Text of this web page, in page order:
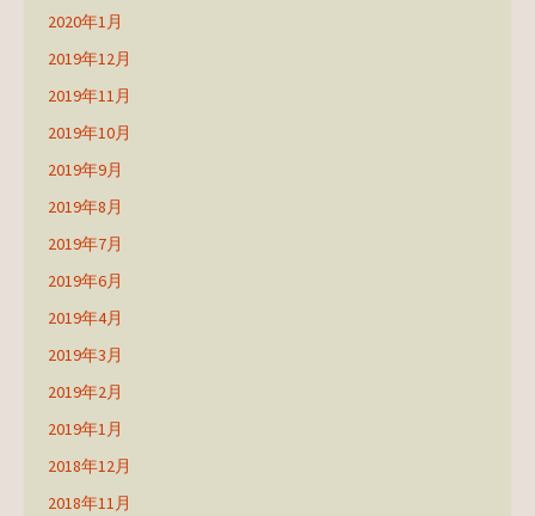
2020年1月
2019年12月
2019年11月
2019年10月
2019年9月
2019年8月
2019年7月
2019年6月
2019年4月
2019年3月
2019年2月
2019年1月
2018年12月
2018年11月